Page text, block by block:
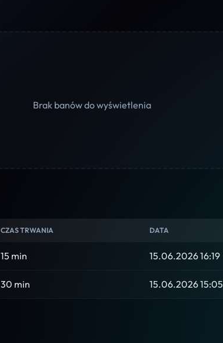
Brak banów do wyświetlenia
CZAS TRWANIA DATA
15 min 15.06.2026 16:19
30 min 15.06.2026 15:05